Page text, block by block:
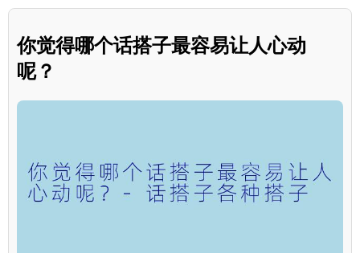
你觉得哪个话搭子最容易让人心动
呢？